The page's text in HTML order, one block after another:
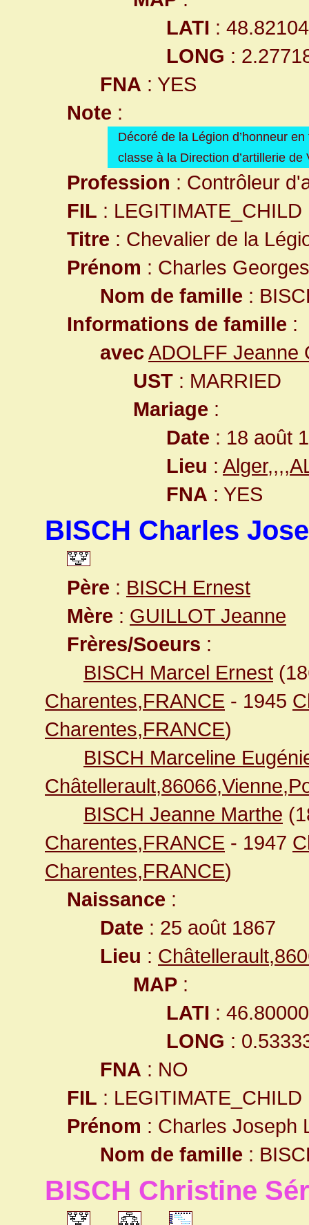
LATI :
LONG :
FNA : YES
Note :
Décoré de la Légion d’honneur
classe à la Direction d’artillerie de
Profession : Contrôleur
FIL : LEGITIMATE_CHILD
Titre : Chevalier de la
Prénom : Charles Georges
Nom de famille :
Informations de famille :
avecADOLFF Jeanne
UST : MARRIED
Mariage :
Date : 18 août
Lieu :
FNA : YES
BISCH Charles
Père : BISCH Ernest
Mère : GUILLOT Jeanne
Frères/Soeurs :
BISCH Marcel Ernest
Charentes,FRANCE - 1945
Charentes,FRANCE)
BISCH Marceline
BISCH Jeanne Marthe
Charentes,FRANCE - 1947
Charentes,FRANCE)
Naissance :
Date : 25 août 1867
Lieu :
MAP :
LATI :
LONG :
FNA : NO
FIL : LEGITIMATE_CHILD
Prénom : Charles Joseph
Nom de famille :
BISCH Christine